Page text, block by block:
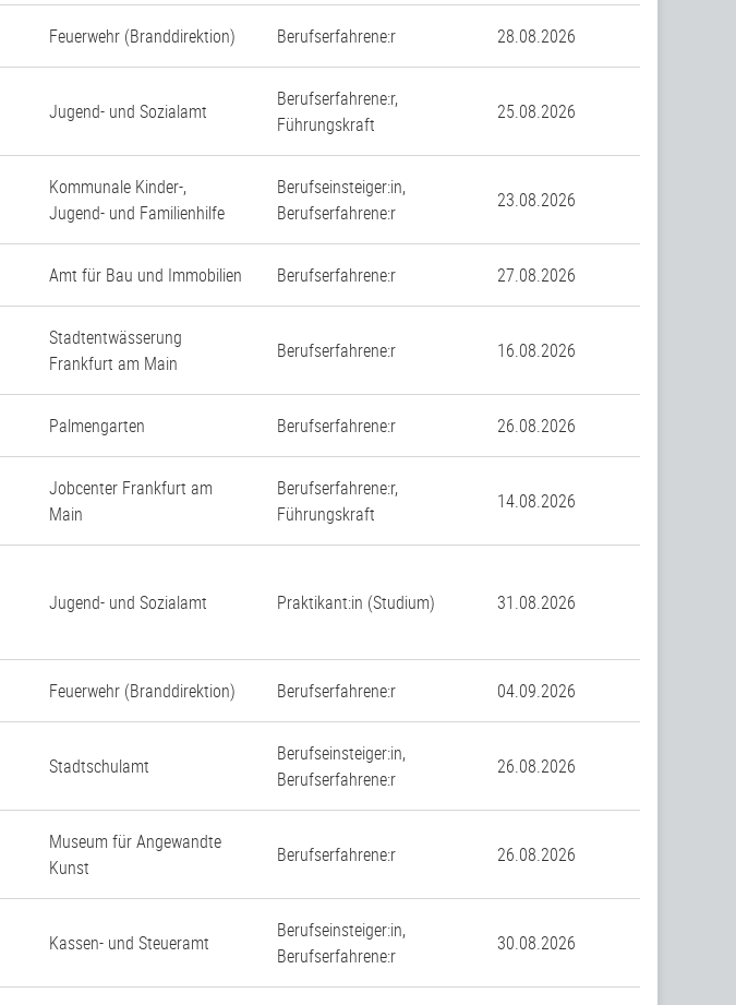
Feuerwehr (Branddirektion) Berufserfahrene:r 28.08.2026
Jugend- und Sozialamt
Berufserfahrene:r,
Führungskraft
25.08.2026
Kommunale Kinder-,
Jugend- und Familienhilfe
Berufseinsteiger:in,
Berufserfahrene:r
23.08.2026
Amt für Bau und Immobilien Berufserfahrene:r 27.08.2026
Stadtentwässerung
Frankfurt am Main
Berufserfahrene:r 16.08.2026
Palmengarten Berufserfahrene:r 26.08.2026
Jobcenter Frankfurt am
Main
Berufserfahrene:r,
Führungskraft
14.08.2026
Jugend- und Sozialamt Praktikant:in (Studium) 31.08.2026
Feuerwehr (Branddirektion) Berufserfahrene:r 04.09.2026
Stadtschulamt
Berufseinsteiger:in,
Berufserfahrene:r
26.08.2026
Museum für Angewandte
Kunst
Berufserfahrene:r 26.08.2026
Kassen- und Steueramt
Berufseinsteiger:in,
Berufserfahrene:r
30.08.2026